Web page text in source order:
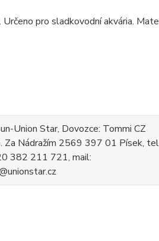
pro sladkovodní akvária.
Union Star, Dovozce: Tommi CZ
Za Nádražím 2569 397 01 Písek,
382 211 721, mail: